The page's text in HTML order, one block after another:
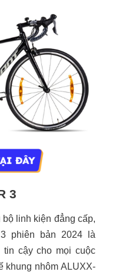
3
linh kiện đẳng cấp,
phiên bản 2024 là
cậy cho mọi cuộc
khung nhôm ALUXX-